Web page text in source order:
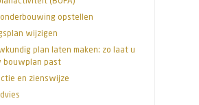
opstellen
wijzigen
plan laten maken: zo laat u
bouwplan past
en zienswijze